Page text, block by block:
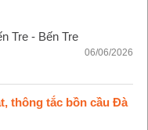
Tre - Bến Tre
06/06/2026
thông tắc bồn cầu Đà